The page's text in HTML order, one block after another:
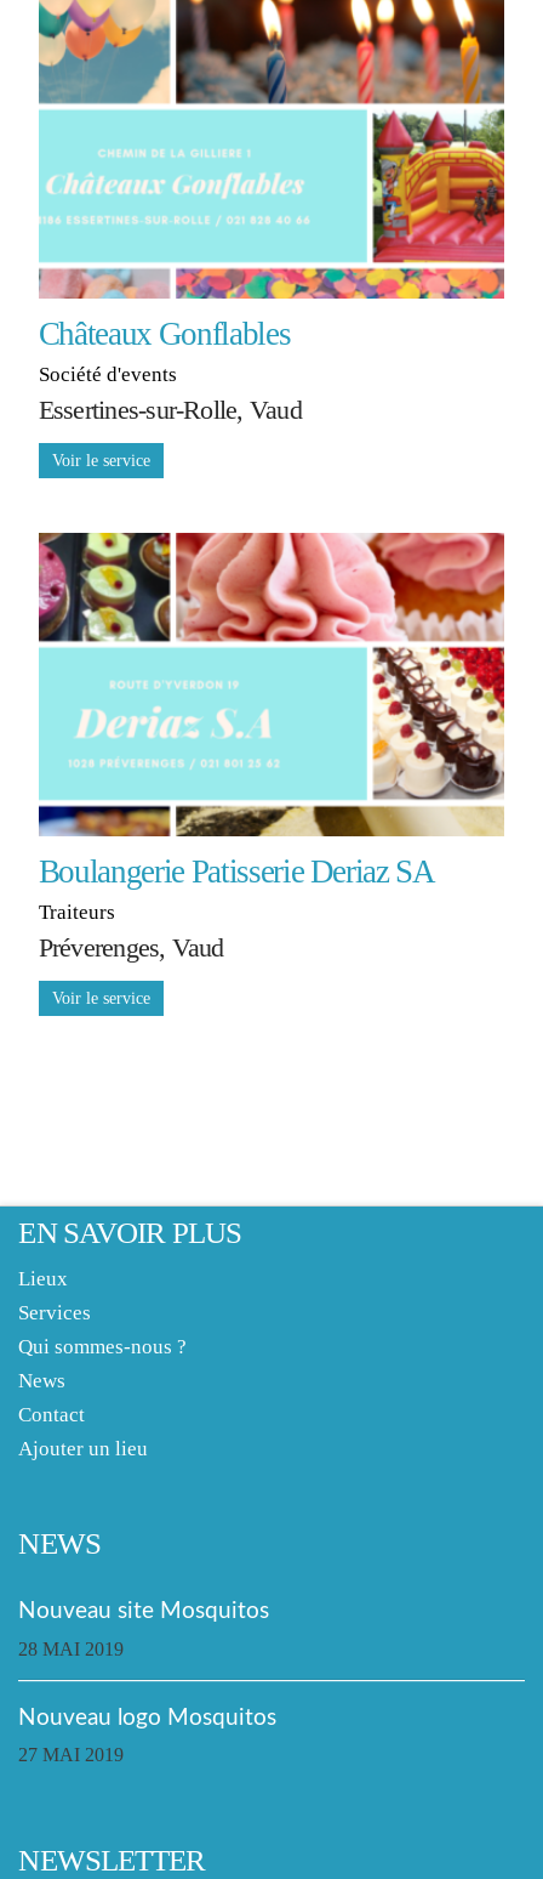
Châteaux Gonflables
Société d'events
Essertines-sur-Rolle, Vaud
Boulangerie Patisserie Deriaz SA
Traiteurs
Préverenges, Vaud
EN SAVOIR PLUS
Lieux
Services
Qui sommes-nous ?
News
Contact
Ajouter un lieu
NEWS
Nouveau site Mosquitos
28 MAI 2019
Nouveau logo Mosquitos
27 MAI 2019
NEWSLETTER